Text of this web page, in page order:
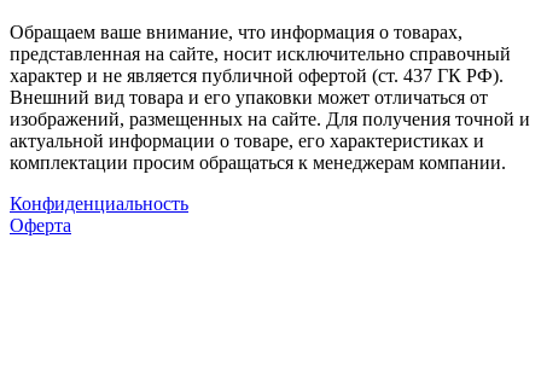
Обращаем ваше внимание, что информация о товарах,
представленная на сайте, носит исключительно справочный
характер и не является публичной офертой (ст. 437 ГК РФ).
Внешний вид товара и его упаковки может отличаться от
изображений, размещенных на сайте. Для получения точной и
актуальной информации о товаре, его характеристиках и
комплектации просим обращаться к менеджерам компании.
Конфиденциальность
Оферта